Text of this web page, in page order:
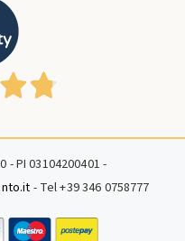
PI 03104200401 -
- Tel +39 346 0758777